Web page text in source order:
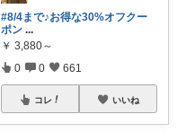
#8/4まで♪お得な30%オフクー
ポン ...
￥ 3,880～
0 0 661
コレ いいね